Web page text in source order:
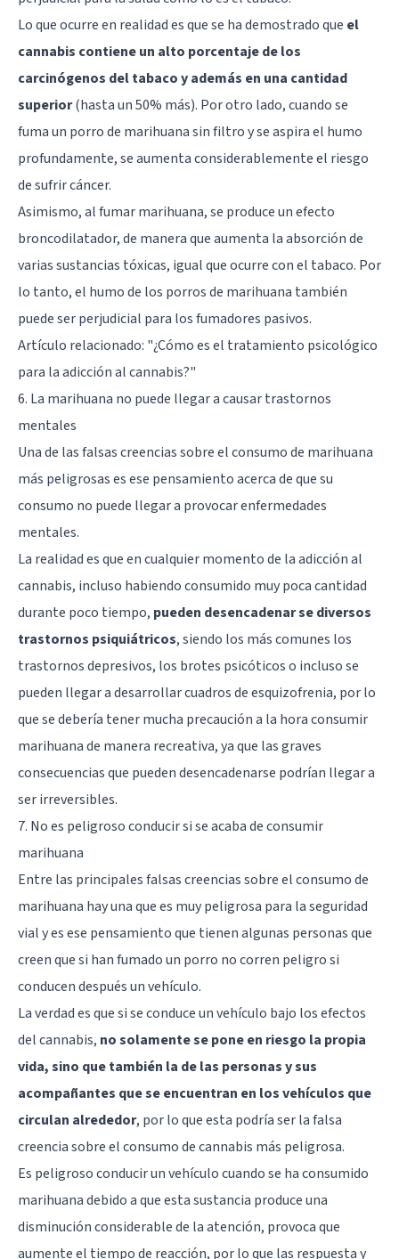
Lo que ocurre en realidad es que se ha demostrado que el
cannabis contiene un alto porcentaje de los
carcinógenos del tabaco y además en una cantidad
superior(hasta un 50% más). Por otro lado, cuando se
fuma un porro de marihuana sin filtro y se aspira el humo
profundamente, se aumenta considerablemente el riesgo
de sufrir cáncer.
Asimismo, al fumar marihuana, se produce un efecto
broncodilatador, de manera que aumenta la absorción de
varias sustancias tóxicas, igual que ocurre con el tabaco. Por
lo tanto, el humo de los porros de marihuana también
puede ser perjudicial para los fumadores pasivos.
Artículo relacionado: "¿Cómo es el tratamiento psicológico
para la adicción al cannabis?"
6. La marihuana no puede llegar a causar trastornos
mentales
Una de las falsas creencias sobre el consumo de marihuana
más peligrosas es ese pensamiento acerca de que su
consumo no puede llegar a provocar enfermedades
mentales.
La realidad es que en cualquier momento de la adicción al
cannabis, incluso habiendo consumido muy poca cantidad
durante poco tiempo, pueden desencadenar se diversos
trastornos psiquiátricos, siendo los más comunes los
trastornos depresivos, los brotes psicóticos o incluso se
pueden llegar a desarrollar cuadros de esquizofrenia, por lo
que se debería tener mucha precaución a la hora consumir
marihuana de manera recreativa, ya que las graves
consecuencias que pueden desencadenarse podrían llegar a
ser irreversibles.
7. No es peligroso conducir si se acaba de consumir
marihuana
Entre las principales falsas creencias sobre el consumo de
marihuana hay una que es muy peligrosa para la seguridad
vial y es ese pensamiento que tienen algunas personas que
creen que si han fumado un porro no corren peligro si
conducen después un vehículo.
La verdad es que si se conduce un vehículo bajo los efectos
del cannabis, no solamente se pone en riesgo la propia
vida, sino que también la de las personas y sus
acompañantes que se encuentran en los vehículos que
circulan alrededor, por lo que esta podría ser la falsa
creencia sobre el consumo de cannabis más peligrosa.
Es peligroso conducir un vehículo cuando se ha consumido
marihuana debido a que esta sustancia produce una
disminución considerable de la atención, provoca que
aumente el tiempo de reacción, por lo que las respuesta y